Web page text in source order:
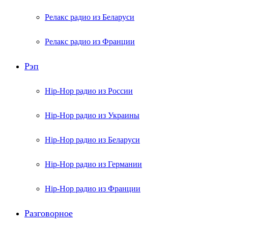
Релакс радио из Беларуси
Релакс радио из Франции
Рэп
Hip-Hop радио из России
Hip-Hop радио из Украины
Hip-Hop радио из Беларуси
Hip-Hop радио из Германии
Hip-Hop радио из Франции
Разговорное